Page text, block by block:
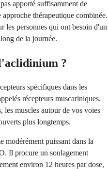
apporté suffisamment de
thérapeutique combinée.
les personnes qui ont besoin d'un
de la journée.
?
spécifiques dans les
récepteurs muscariniques.
les muscles autour de vos voies
plus longtemps.
modérément puissant dans la
Il procure un soulagement
environ 12 heures par dose,